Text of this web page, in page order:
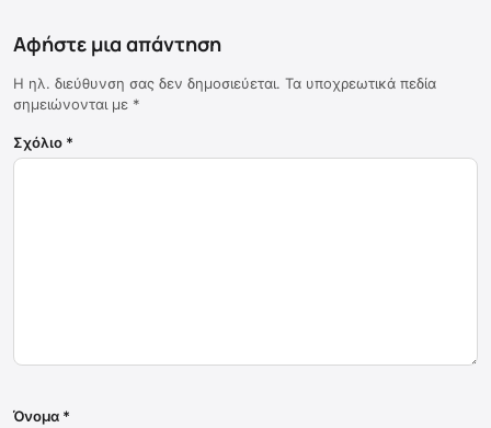
Αφήστε μια απάντηση
Η ηλ. διεύθυνση σας δεν δημοσιεύεται. Τα υποχρεωτικά πεδία
σημειώνονται με *
Σχόλιο *
Όνομα *